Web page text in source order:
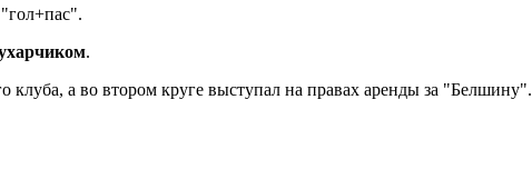
.
клуба, а во втором круге выступал на правах аренды за "Белшину".